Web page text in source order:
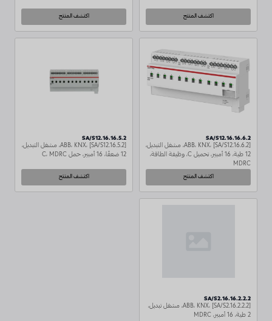
اكتشف المنتج اكتشف المنتج
SA/S12.16.16.6.2
ABB، KNX، [SA/S12.16.6.2]، مشغل التبديل،
12 طية، 16 أمبير، تحميل C، وظيفة الطاقة،
MDRC
اكتشف المنتج
SA/S12.16.16.5.2
ABB، KNX، [SA/S12.16.5.2]، مشغل التبديل،
12 ضعفًا، 16 أمبير، حمل C، MDRC
اكتشف المنتج
SA/S2.16.16.2.2.2
ABB، KNX، [SA/S2.16.2.2.2]، مشغل تبديل،
2 طية، 16 أمبير، MDRC